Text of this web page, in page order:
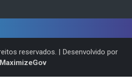
reservados. | Desenvolvido por
MaximizeGov